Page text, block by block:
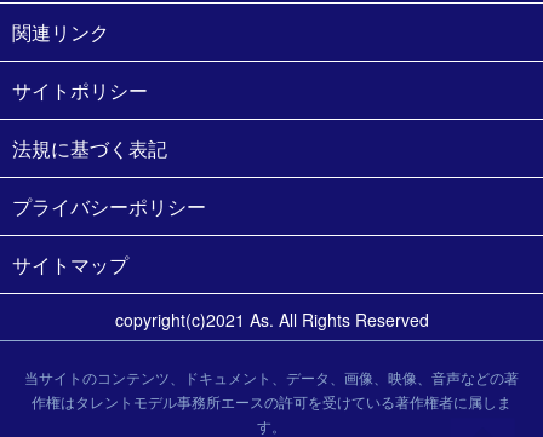
関連リンク
サイトポリシー
法規に基づく表記
プライバシーポリシー
サイトマップ
copyright(c)2021 As. All Rights Reserved
当サイトのコンテンツ、ドキュメント、データ、画像、映像、音声などの著
作権はタレントモデル事務所エースの許可を受けている著作権者に属しま
す。